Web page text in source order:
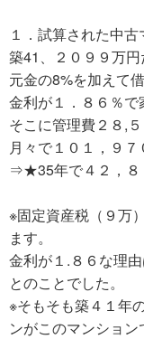
１．試算された中
築41、２０９９万円
元金の8%を加えて
金利が１．８６％
そこに管理費２８,
月々で１０１，９７
⇒★35年で４２，８
※固定資産税（９万
ます。
金利が１.８６な理
とのことでした。
※そもそも築４１年
ンがこのマンション